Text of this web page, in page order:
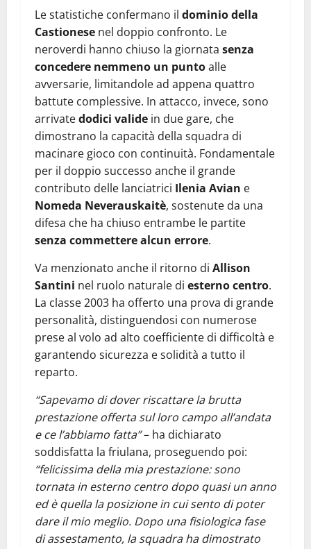
Le statistiche confermano il dominio della
Castionese nel doppio confronto. Le
neroverdi hanno chiuso la giornata senza
concedere nemmeno un puntoalle
avversarie, limitandole ad appena quattro
battute complessive. In attacco, invece, sono
arrivatedodici valide in due gare, che
dimostrano la capacità della squadra di
macinare gioco con continuità. Fondamentale
per il doppio successo anche il grande
contributo delle lanciatrici Ilenia Avian e
Nomeda Neverauskaitè, sostenute da una
difesa che ha chiuso entrambe le partite
senza commettere alcun errore.
Va menzionato anche il ritorno di Allison
Santini nel ruolo naturale di esterno centro.
La classe 2003 ha offerto una prova di grande
personalità, distinguendosi con numerose
prese al volo ad alto coefficiente di difficoltà e
garantendo sicurezza e solidità a tutto il
reparto.
“Sapevamo di dover riscattare la brutta
prestazione offerta sul loro campo all’andata
e ce l’abbiamo fatta”– ha dichiarato
soddisfatta la friulana, proseguendo poi:
“felicissima della mia prestazione: sono
tornata in esterno centro dopo quasi un anno
ed è quella la posizione in cui sento di poter
dare il mio meglio. Dopo una fisiologica fase
di assestamento, la squadra ha dimostrato